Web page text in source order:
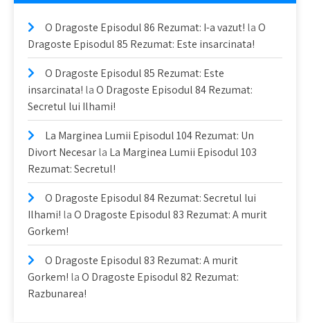
O Dragoste Episodul 86 Rezumat: I-a vazut! laO
Dragoste Episodul 85 Rezumat: Este insarcinata!
O Dragoste Episodul 85 Rezumat: Este
insarcinata! laO Dragoste Episodul 84 Rezumat:
Secretul lui Ilhami!
La Marginea Lumii Episodul 104 Rezumat: Un
Divort Necesarla La Marginea Lumii Episodul 103
Rezumat: Secretul!
O Dragoste Episodul 84 Rezumat: Secretul lui
Ilhami! laO Dragoste Episodul 83 Rezumat: A murit
Gorkem!
O Dragoste Episodul 83 Rezumat: A murit
Gorkem! laO Dragoste Episodul 82 Rezumat:
Razbunarea!